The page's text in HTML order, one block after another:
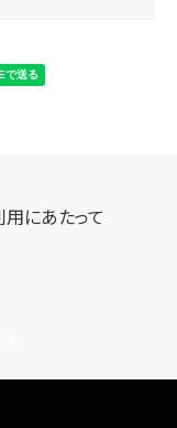
にあたって